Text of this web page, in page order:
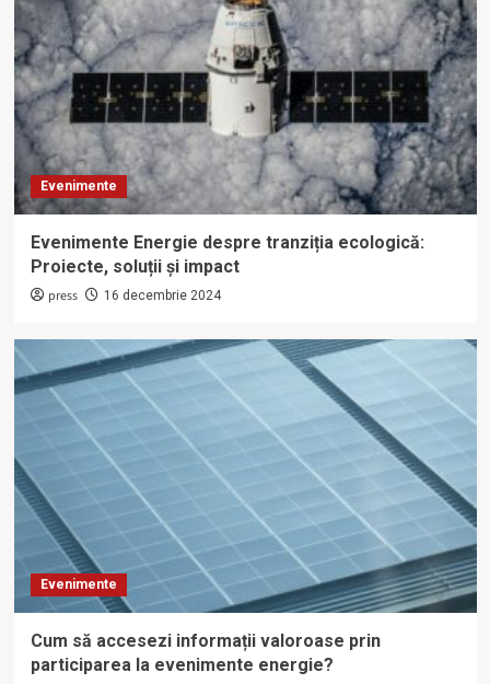
Evenimente
Evenimente Energie despre tranziția ecologică:
Proiecte, soluții și impact
press 16 decembrie 2024
Evenimente
Cum să accesezi informații valoroase prin
participarea la evenimente energie?